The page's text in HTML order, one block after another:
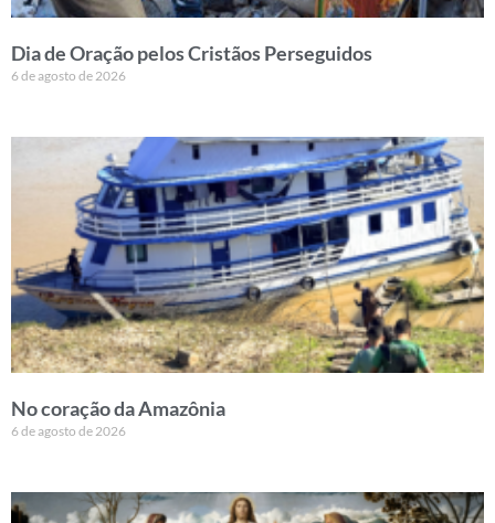
Dia de Oração pelos Cristãos Perseguidos
6 de agosto de 2026
No coração da Amazônia
6 de agosto de 2026